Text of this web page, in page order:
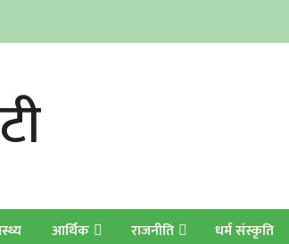
आर्थिक राजनीति धर्म संस्कृति